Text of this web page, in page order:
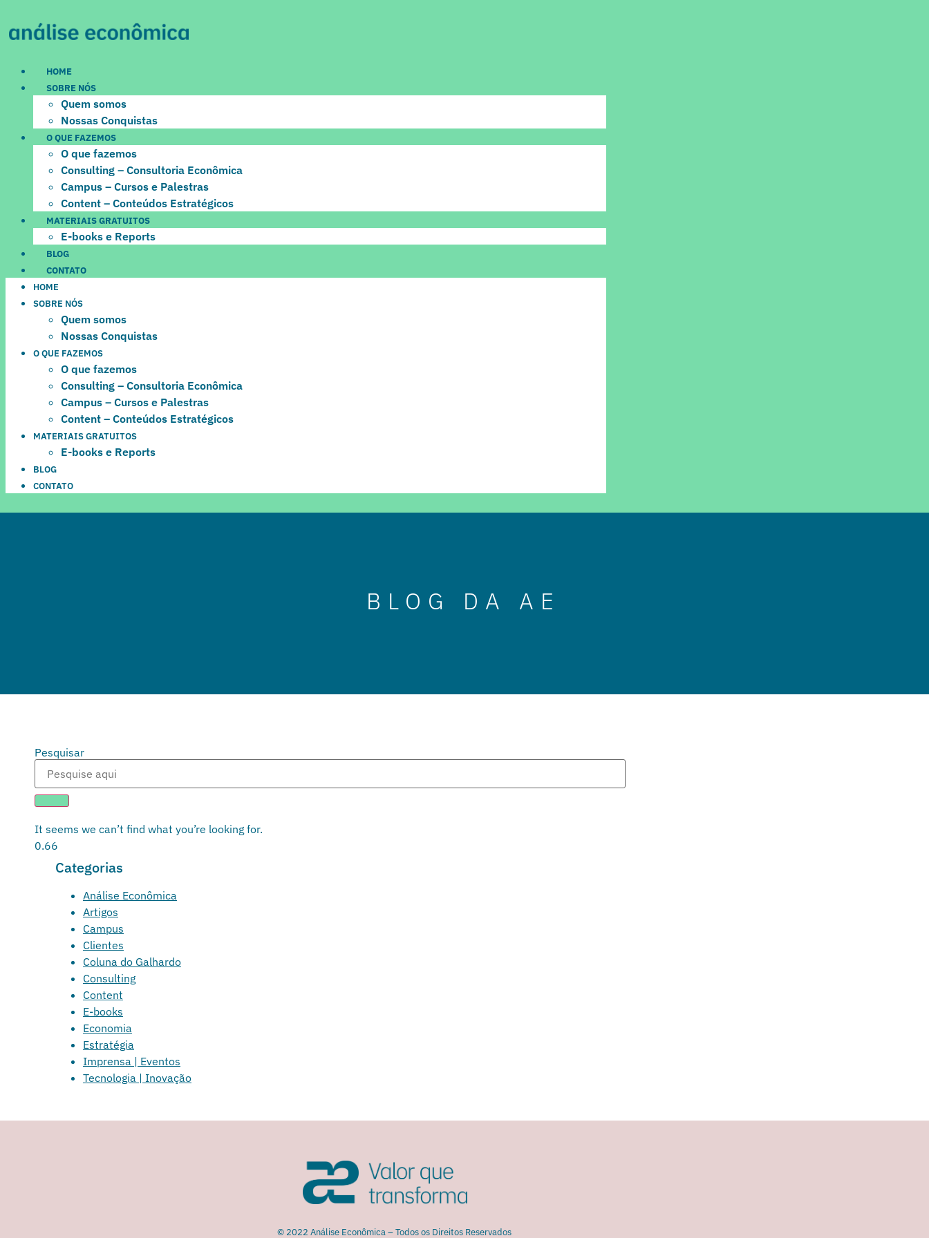
HOME
SOBRE NÓS
Quem somos
Nossas Conquistas
O QUE FAZEMOS
O que fazemos
Consulting – Consultoria Econômica
Campus – Cursos e Palestras
Content – Conteúdos Estratégicos
MATERIAIS GRATUITOS
E-books e Reports
BLOG
CONTATO
HOME
SOBRE NÓS
Quem somos
Nossas Conquistas
O QUE FAZEMOS
O que fazemos
Consulting – Consultoria Econômica
Campus – Cursos e Palestras
Content – Conteúdos Estratégicos
MATERIAIS GRATUITOS
E-books e Reports
BLOG
CONTATO
BLOG DA AE
Pesquisar
It seems we can’t find what you’re looking for.
Categorias
Análise Econômica
Artigos
Campus
Clientes
Coluna do Galhardo
Consulting
Content
E-books
Economia
Estratégia
Imprensa | Eventos
Tecnologia | Inovação
© 2022 Análise Econômica – Todos os Direitos Reservados